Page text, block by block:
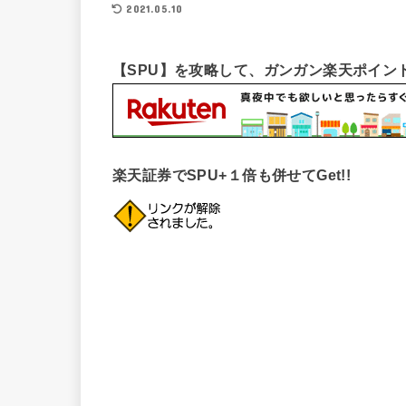
2021.05.10
【SPU】を攻略して、ガンガン楽天ポイン
楽天証券でSPU+１倍も併せてGet!!